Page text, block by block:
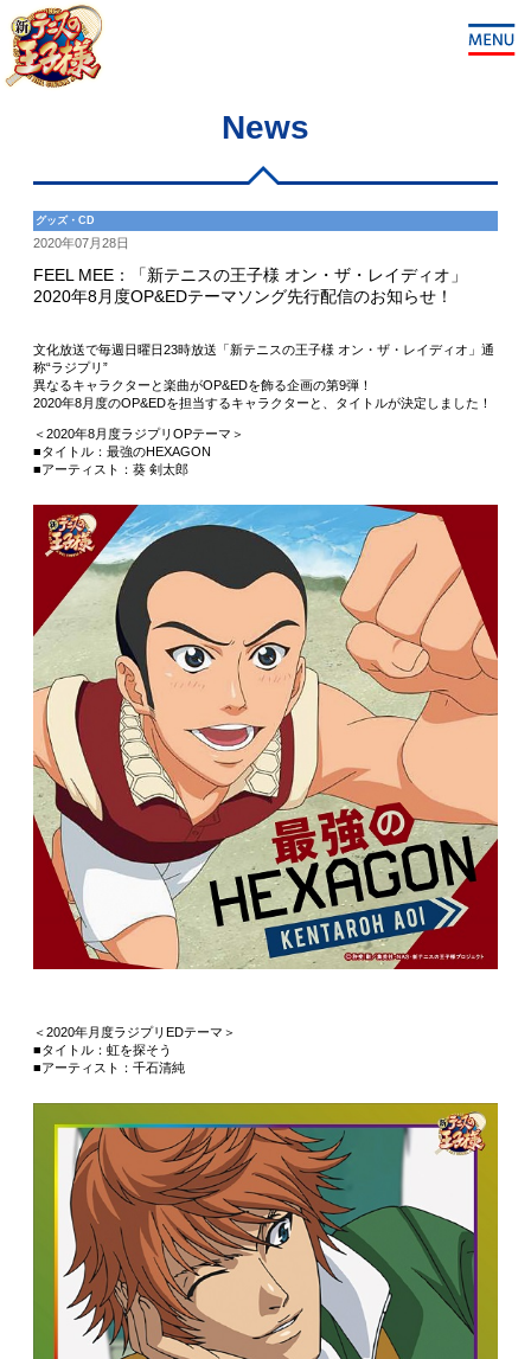
News
グッズ・CD
2020年07月28日
FEEL MEE：「新テニスの王子様 オン・ザ・レイディオ」
2020年8月度OP&EDテーマソング先行配信のお知らせ！
文化放送で毎週日曜日23時放送「新テニスの王子様 オン・ザ・レイディオ」通
称“ラジプリ”
異なるキャラクターと楽曲がOP&EDを飾る企画の第9弾！
2020年8月度のOP&EDを担当するキャラクターと、タイトルが決定しました！
＜2020年8月度ラジプリOPテーマ＞
■タイトル：最強のHEXAGON
■アーティスト：葵 剣太郎
＜2020年月度ラジプリEDテーマ＞
■タイトル：虹を探そう
■アーティスト：千石清純